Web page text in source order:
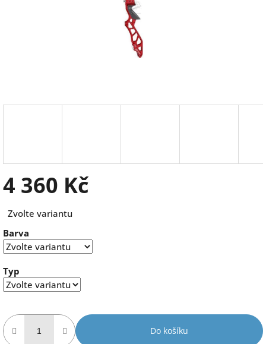
4 360 Kč
cena:
Zvolte variantu
Barva
Typ
Do košíku